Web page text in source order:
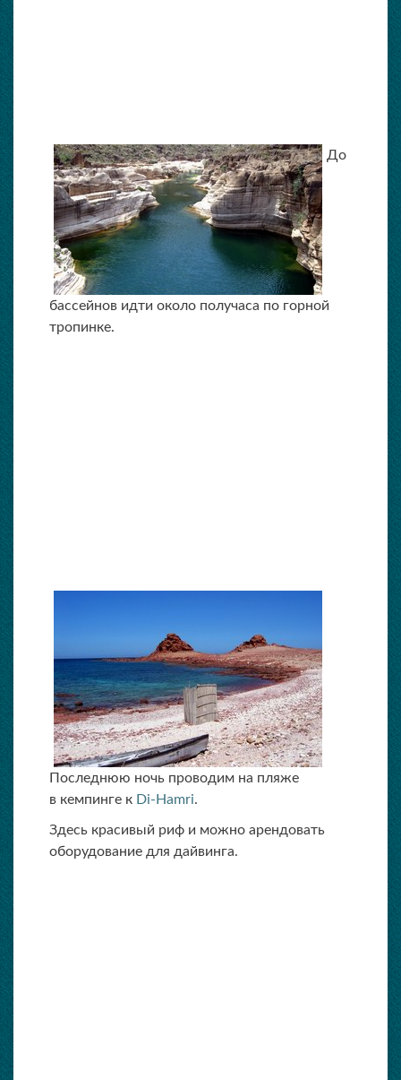
До
бассейнов идти около получаса по горной
тропинке.
Последнюю ночь проводим на пляже
в кемпинге к Di-Hamri.
Здесь красивый риф и можно арендовать
оборудование для дайвинга.